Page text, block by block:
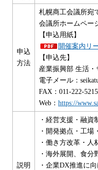
申込
方法
札幌商工会議所宛
会議所ホームペー
【申込用紙】
開催案内リ
【申込先】
産業振興部 生活
電子メール：
FAX：011-222-5215
Web： https://
説明
・経営支援・融資
・開発拠点・工
・働き方改革・人
・海外展開、食
・企業DX推進に